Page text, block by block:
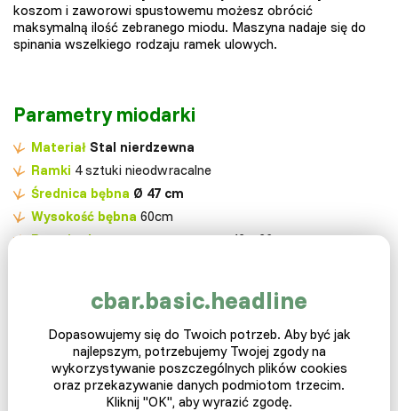
koszom i zaworowi spustowemu możesz obrócić
maksymalną ilość zebranego miodu. Maszyna nadaje się do
spinania wszelkiego rodzaju ramek ulowych.
Parametry miodarki
Materiał Stal nierdzewna
Ramki 4 sztuki nieodwracalne
Średnica bębna Ø 47 cm
Wysokość bębna 60cm
Rozmiar kosza wewnętrznego.42 x 26 cm
220 W.
Certyfikat CE ISO
Gwarancja2 lata
cbar.basic.headline
Dopasowujemy się do Twoich potrzeb. Aby być jak
najlepszym, potrzebujemy Twojej zgody na
wykorzystywanie poszczególnych plików cookies
oraz przekazywanie danych podmiotom trzecim.
Kliknij "OK", aby wyrazić zgodę.